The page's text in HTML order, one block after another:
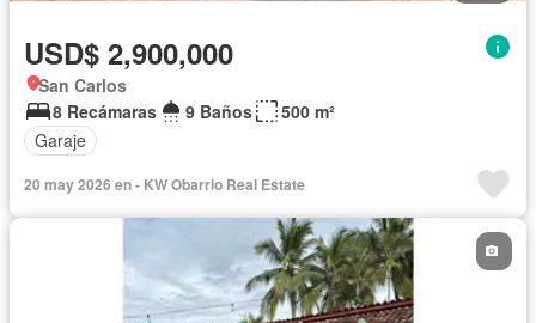
USD$ 2,900,000
San Carlos
8 Recámaras
9 Baños
500 m²
Garaje
20 may 2026 en - KW Obarrio Real Estate